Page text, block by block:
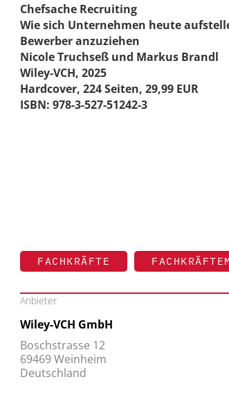
Chefsache Recruiting
Wie sich Unternehmen heute
Bewerber anzuziehen
Nicole Truchseß und Markus Brandl
Wiley-VCH, 2025
Hardcover, 224 Seiten, 29,99 EUR
ISBN: 978-3-527-51242-3
FACHKRÄFTE
Anbieter
Wiley-VCH GmbH
Boschstrasse 12
69469 Weinheim
Deutschland